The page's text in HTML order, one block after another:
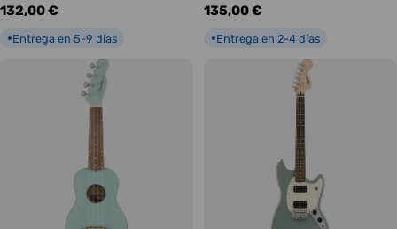
Precio
132,00 €
●Entrega en 5-9 días
Precio
135,00 €
●Entrega en 2-4 días